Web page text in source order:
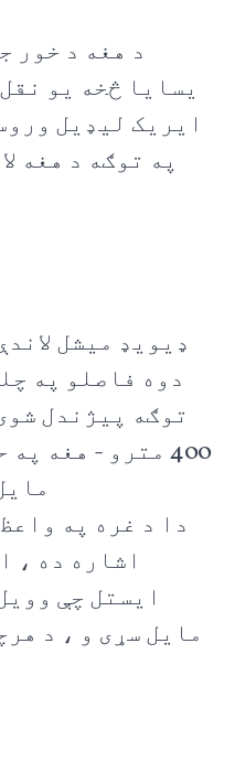
د هغه د خور
یسایا څخه یو
ایریک لیډیل
په توګه د هغه
ډیویډ میشل
دوه فاصلو په
400 مترو - هغه
دا د غره په
اشاره ده ،
ایستل چې
مایل سړی و ، د